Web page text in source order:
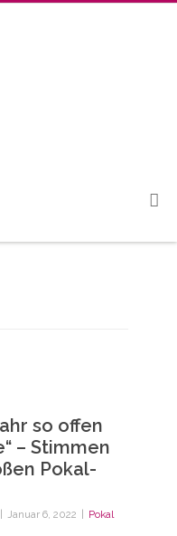
so offen
– Stimmen
Pokal-
Januar 6, 2022 Pokal